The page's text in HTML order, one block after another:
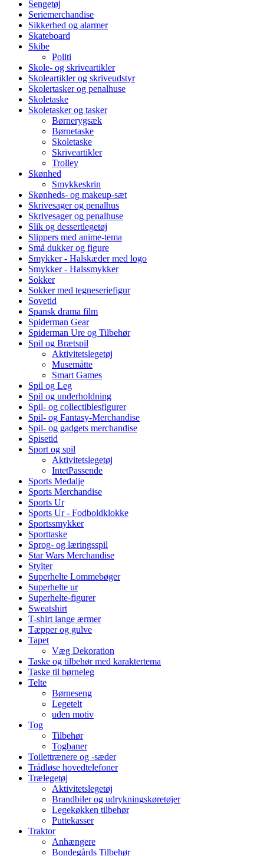
Sengetøj
Seriemerchandise
Sikkerhed og alarmer
Skateboard
Skibe
Politi
Skole- og skriveartikler
Skoleartikler og skriveudstyr
Skolertasker og penalhuse
Skoletaske
Skoletasker og tasker
Børnerygsæk
Børnetaske
Skoletaske
Skriveartikler
Trolley
Skønhed
Smykkeskrin
Skønheds- og makeup-sæt
Skrivesager og penalhus
Skrivesager og penalhuse
Slik og dessertlegetøj
Slippers med anime-tema
Små dukker og figure
Smykker - Halskæder med logo
Smykker - Halssmykker
Sokker
Sokker med tegneseriefigur
Sovetid
Spansk drama film
Spiderman Gear
Spiderman Ure og Tilbehør
Spil og Brætspil
Aktivitetslegetøj
Musemåtte
Smart Games
Spil og Leg
Spil og underholdning
Spil- og collectiblesfigurer
Spil- og Fantasy-Merchandise
Spil- og gadgets merchandise
Spisetid
Sport og spil
Aktivitetslegetøj
IntetPassende
Sports Medalje
Sports Merchandise
Sports Ur
Sports Ur - Fodboldklokke
Sportssmykker
Sporttaske
Sprog- og læringsspil
Star Wars Merchandise
Stylter
Superhelte Lommebøger
Superhelte ur
Superhelte-figurer
Sweatshirt
T-shirt lange ærmer
Tæpper og gulve
Tapet
Væg Dekoration
Taske og tilbehør med karaktertema
Taske til børneleg
Telte
Børneseng
Legetelt
uden motiv
Tog
Tilbehør
Togbaner
Toilettrænere og -sæder
Trådløse hovedtelefoner
Trælegetøj
Aktivitetslegetøj
Brandbiler og udrykningskøretøjer
Legekøkken tilbehør
Puttekasser
Traktor
Anhængere
Bondegårds Tilbehør